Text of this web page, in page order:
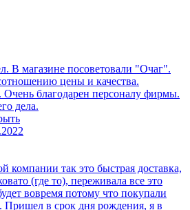
В магазине посоветовали "Очаг".
цены и качества.
Очень благодарен персоналу фирмы.
дела.
компании так это быстрая доставка,
(где то), переживала все это
вовремя потому что покупали
Пришел в срок дня рождения, я в